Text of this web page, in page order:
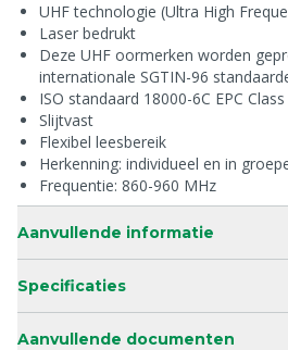
UHF technologie (Ultra High
Laser bedrukt
Deze UHF oormerken worden
internationale SGTIN-96
ISO standaard 18000-6C EPC
Slijtvast
Flexibel leesbereik
Herkenning: individueel en in
Frequentie: 860-960 MHz
Aanvullende informatie
Specificaties
Aanvullende documenten